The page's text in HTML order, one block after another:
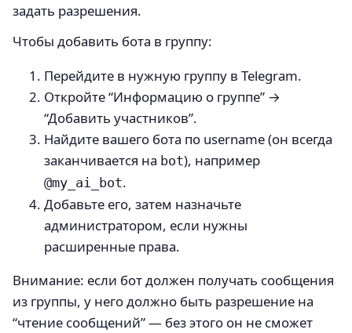
задать разрешения.
Чтобы добавить бота в группу:
Перейдите в нужную группу в Telegram.
Откройте “Информацию о группе” →
“Добавить участников”.
Найдите вашего бота по username (он всегда
заканчивается на bot), например
@my_ai_bot.
Добавьте его, затем назначьте
администратором, если нужны
расширенные права.
Внимание: если бот должен получать сообщения
из группы, у него должно быть разрешение на
“чтение сообщений” — без этого он не сможет